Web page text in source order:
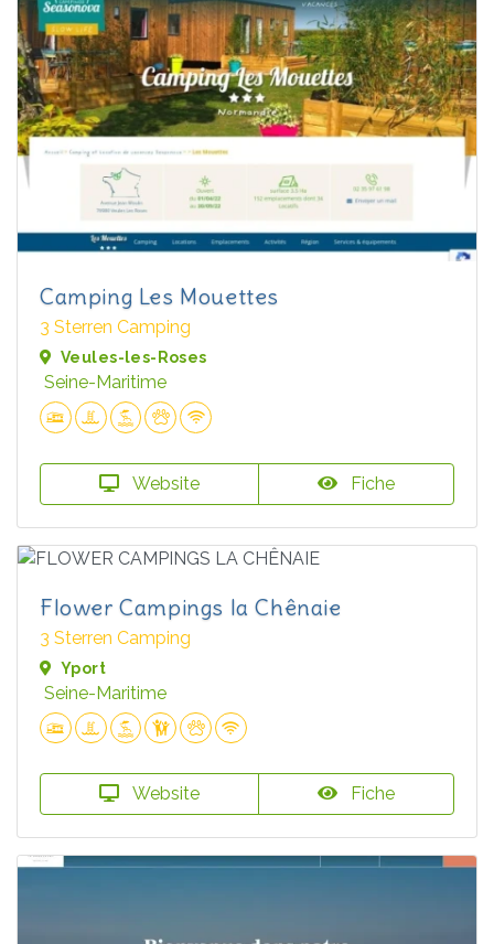
Camping Les Mouettes
3 Sterren Camping
Veules-les-Roses
Seine-Maritime
Website Fiche
Flower Campings la Chênaie
3 Sterren Camping
Yport
Seine-Maritime
Website Fiche